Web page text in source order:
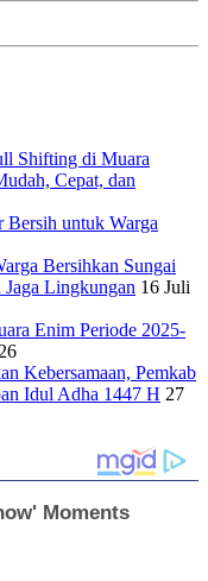
Shifting di Muara
Cepat, dan
untuk Warga
Bersihkan Sungai
Lingkungan 16 Juli
Enim Periode 2025-
Kebersamaan, Pemkab
Idul Adha 1447 H 27